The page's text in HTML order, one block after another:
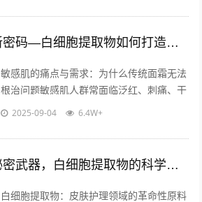
敏感肌面霜的焕新密码—白细胞提取物如何打造温和修护力
敏感肌的痛点与需求：为什么传统面霜无法
根治问题敏感肌人群常面临泛红、刺痛、干
燥等问题，而许多传统面霜仅能短暂缓解症
2025-09-04 6.4W+
敏感肌精华液的秘密武器，白细胞提取物的科学修复力与批发优势
白细胞提取物：皮肤护理领域的革命性原料